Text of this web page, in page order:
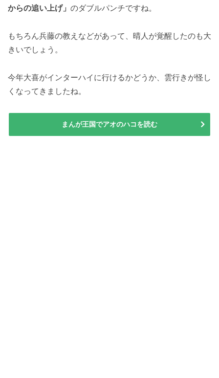
からの追い上げ」 のダブルパンチですね。
もちろん兵藤の教えなどがあって、晴人が覚醒したのも大
きいでしょう。
今年大喜がインターハイに行けるかどうか、雲行きが怪し
くなってきましたね。
まんが王国でアオのハコを読む